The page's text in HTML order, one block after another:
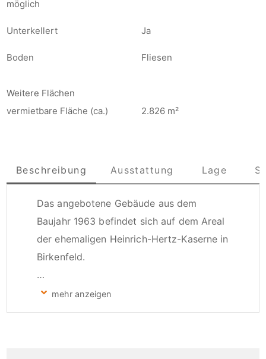
möglich
Unterkellert Ja
Boden Fliesen
Weitere Flächen
vermietbare Fläche (ca.)
2.826 m²
Beschreibung Ausstattung Lage
Das angebotene Gebäude aus dem
Baujahr 1963 befindet sich auf dem Areal
der ehemaligen Heinrich-Hertz-Kaserne in
Birkenfeld.
Es handelt sich um ein massiv errichtetes
Bestandsgebäude, das ursprünglich als